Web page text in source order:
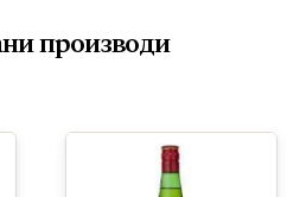
производи